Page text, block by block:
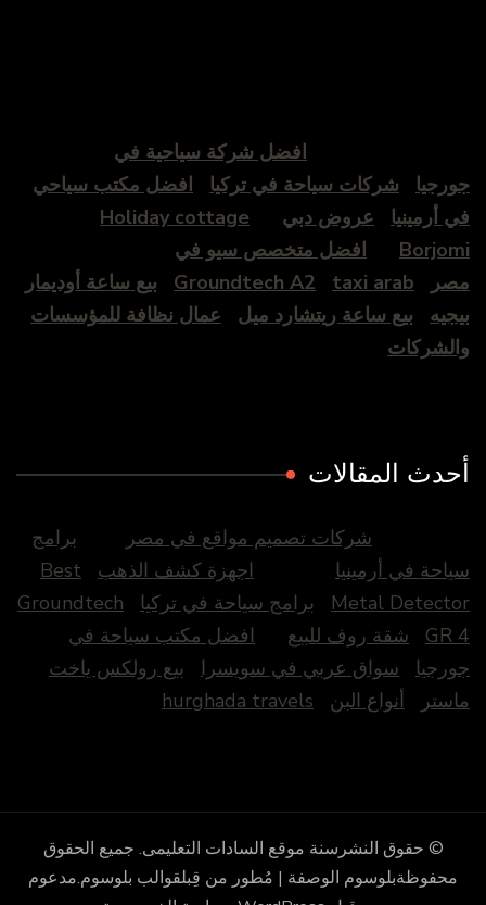
افضل شركة سياحية في
جورجيا
شركات سياحة في تركيا
افضل مكتب سياحي
في أرمينيا
عروض دبي
Holiday cottage
Borjomi
افضل متخصص سيو في
مصر
Groundtech A2 taxi arab
بيع ساعة أوديمار
بيجيه
بيع ساعة ريتشارد ميل
عمال نظافة للمؤسسات
والشركات
أحدث المقالات
شركات تصميم مواقع في مصر
برامج
سياحة في أرمينيا
اجهزة كشف الذهب
Best
Metal Detector
برامج سياحة في تركيا
Groundtech
GR 4
شقة روف للبيع
افضل مكتب سياحة في
جورجيا
سواق عربي في سويسرا
بيع رولكس ياخت
ماستر
أنواع البن hurghada travels
© حقوق النشرسنة موقع السادات التعليمى. جميع الحقوق
محفوظةبلوسوم الوصفة | مُطور من قِبلقوالب بلوسوم.مدعوم